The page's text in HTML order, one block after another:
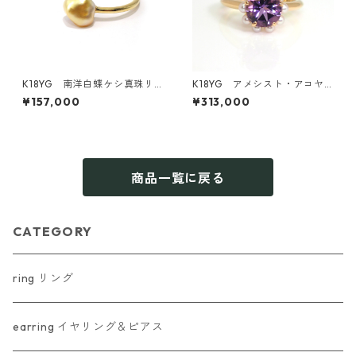
K18YG 南洋白蝶ケシ真珠リ
ング ゴールド～ホワイト（KR
70112）
¥157,000
K18YG アメシスト・アコヤ
真珠リング（KR50318)
¥313,000
商品一覧に戻る
CATEGORY
ring リング
earring イヤリング＆ピアス